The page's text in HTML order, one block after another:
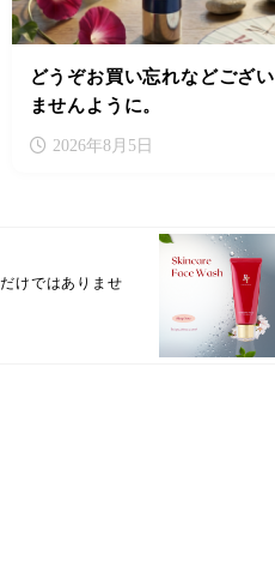
どうぞお買い忘れなどござい
ませんように。
2026年8月5日
けではありませ